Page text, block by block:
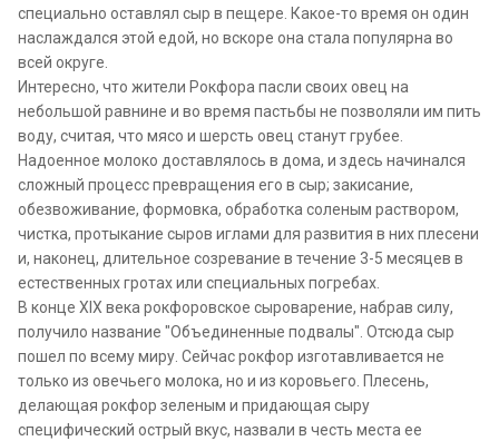
специально оставлял сыр в пещере. Какое-то время он один
наслаждался этой едой, но вскоре она стала популярна во
всей округе.
Интересно, что жители Рокфора пасли своих овец на
небольшой равнине и во время пастьбы не позволяли им пить
воду, считая, что мясо и шерсть овец станут грубее.
Надоенное молоко доставлялось в дома, и здесь начинался
сложный процесс превращения его в сыр; закисание,
обезвоживание, формовка, обработка соленым раствором,
чистка, протыкание сыров иглами для развития в них плесени
и, наконец, длительное созревание в течение 3-5 месяцев в
естественных гротах или специальных погребах.
В конце XIX века рокфоровское сыроварение, набрав силу,
получило название "Объединенные подвалы". Отсюда сыр
пошел по всему миру. Сейчас рокфор изготавливается не
только из овечьего молока, но и из коровьего. Плесень,
делающая рокфор зеленым и придающая сыру
специфический острый вкус, назвали в честь места ее